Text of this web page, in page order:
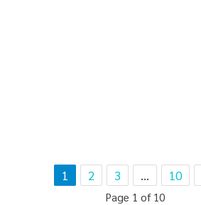
1 2 3 … 10
Page 1 of 10